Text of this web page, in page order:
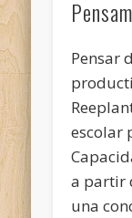
Pensar
escolar
a partir
una